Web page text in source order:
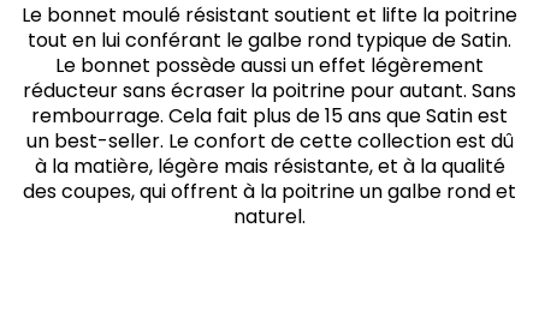
Le bonnet moulé résistant soutient et lifte la poitrine
tout en lui conférant le galbe rond typique de Satin.
Le bonnet possède aussi un effet légèrement
réducteur sans écraser la poitrine pour autant. Sans
rembourrage. Cela fait plus de 15 ans que Satin est
un best-seller. Le confort de cette collection est dû
à la matière, légère mais résistante, et à la qualité
des coupes, qui offrent à la poitrine un galbe rond et
naturel.